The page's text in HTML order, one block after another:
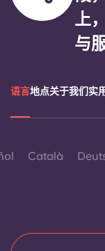
上
与
语言地点关于我们实
Català